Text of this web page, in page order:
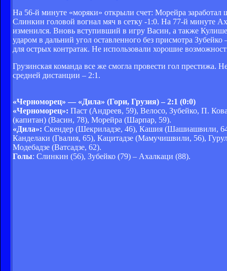
На 56-й минуте «моряки» открыли счет: Морейра
Слинкин головой вогнал мяч в сетку -1:0. На 77-й минуте
изменился. Вновь вступивший в игру Васин, а также
ударом в дальний угол оставленного без присмотра
для острых контратак. Не использовали хорошие
Грузинская команда все же смогла провести гол престижа.
средней дистанции – 2:1.
«Черноморец» — «Дила» (Гори, Грузия) – 2:1 (0:0)
«Черноморец»: Паст (Андреев, 59), Велосо, Зубейко, П.
(капитан) (Васин, 78), Морейра (Шарпар, 59).
«Дила»: Скендер (Шекриладзе, 46), Кашия (Шашиашвили,
Канделаки (Гвалия, 65), Кацитадзе (Мамучишвили, 56),
Модебадзе (Ватсадзе, 62).
Голы: Слинкин (56), Зубейко (79) – Ахалкаци (88).